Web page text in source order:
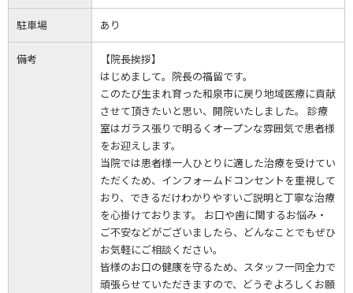
駐車場 あり
備考
【院長挨拶】
はじめまして。院長の福留です。
このたび生まれ育った和泉市に戻り地域医療に貢献
させて頂きたいと思い、開院いたしました。 診療
室はガラス張りで明るくオープンな雰囲気で患者様
をお迎えします。
当院では患者様一人ひとりに適した治療を受けてい
ただくため、インフォームドコンセントを重視して
おり、できるだけわかりやすいご説明と丁寧な治療
を心掛けております。 お口や歯に関するお悩み・
ご不安などがございましたら、どんなことでもぜひ
お気軽にご相談ください。
皆様のお口の健康を守るため、スタッフ一同全力で
頑張らせていただきますので、どうぞよろしくお願